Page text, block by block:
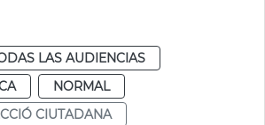
LAS AUDIENCIAS
NORMAL
CIUTADANA